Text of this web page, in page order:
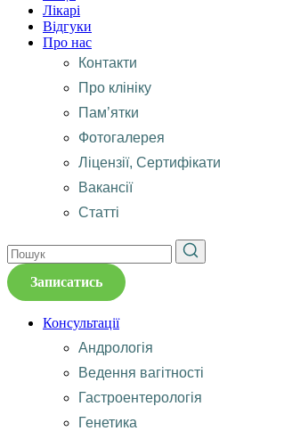
Лікарі
Відгуки
Про нас
Контакти
Про клініку
Пам’ятки
Фотогалерея
Ліцензії, Сертифікати
Вакансії
Статті
Записатись
Консультації
Андрологія
Ведення вагітності
Гастроентерологія
Генетика